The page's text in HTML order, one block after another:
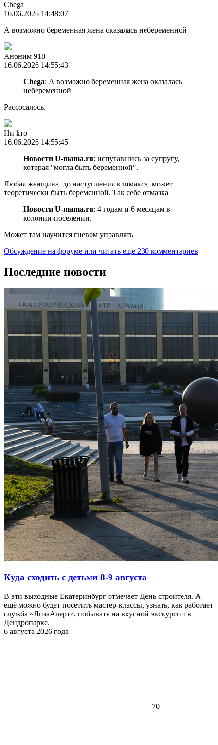
Chega
16.06.2026 14:48:07
А возможно беременная жена оказалась небеременной
Аноним 918
16.06.2026 14:55:43
Chega: А возможно беременная жена оказалась
небеременной
Рассосалось.
Ни kто
16.06.2026 14:55:45
Новости U-mama.ru: испугавшись за супругу,
которая "могла быть беременной".
Любая женщина, до наступления климакса, может
теоретически быть беременной. Так себе отмазка
Новости U-mama.ru: 4 годам и 6 месяцам в
колонии-поселении.
Может там научится гневом управлять
Обсуждение на форуме или читать еще 230 комментариев
Последние новости
Куда сходить с детьми 8-9 августа
В эти выходные Екатеринбург отмечает День строителя. А
ещё можно будет посетить мастер-классы, узнать, как работает
служба «ЛизаАлерт», побывать на вкусной экскурсии в
Дендропарке.
6 августа 2026 года
70